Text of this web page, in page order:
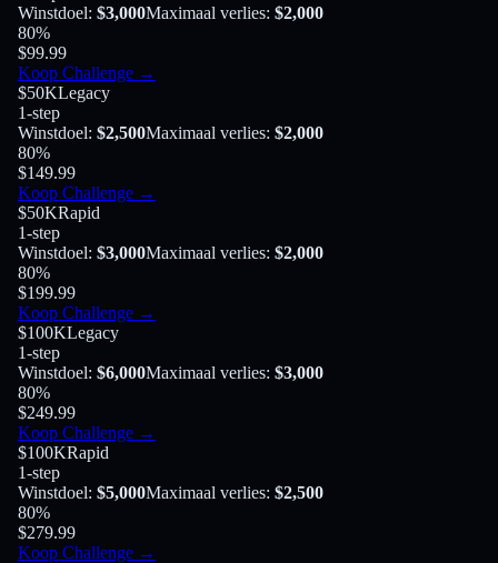
Winstdoel: $3,000Maximaal verlies: $2,000
80%
$99.99
Koop Challenge →
$50KLegacy
1-step
Winstdoel: $2,500Maximaal verlies: $2,000
80%
$149.99
Koop Challenge →
$50KRapid
1-step
Winstdoel: $3,000Maximaal verlies: $2,000
80%
$199.99
Koop Challenge →
$100KLegacy
1-step
Winstdoel: $6,000Maximaal verlies: $3,000
80%
$249.99
Koop Challenge →
$100KRapid
1-step
Winstdoel: $5,000Maximaal verlies: $2,500
80%
$279.99
Koop Challenge →